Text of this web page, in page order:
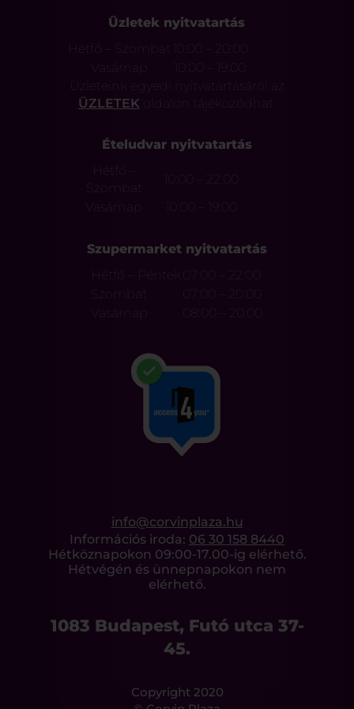
Üzletek nyitvatartás
Hétfő – Szombat
10:00 – 20:00
Vasárnap
Üzleteink egyedi nyitvatartásáról az
ÜZLETEK oldalon tájékozódhat.
Ételudvar nyitvatartás
Hétfő –
Szombat
10:00 – 22:00
Vasárnap
Szupermarket nyitvatartás
Hétfő – Péntek
07:00 – 22:00
Szombat
07:00 – 20:00
Vasárnap
08:00 – 20:00
info@corvinplaza.hu
Információs iroda: 06 30 158 8440
Hétköznapokon 09:00-17.00-ig elérhető.
Hétvégén és ünnepnapokon nem
elérhető.
1083 Budapest, Futó utca 37-
45.
Copyright 2020